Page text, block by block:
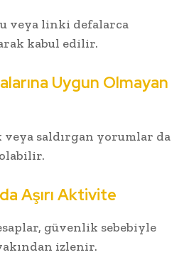
veya linki defalarca
kabul edilir.
Uygun Olmayan
veya saldırgan yorumlar da
Aşırı Aktivite
güvenlik sebebiyle
izlenir.